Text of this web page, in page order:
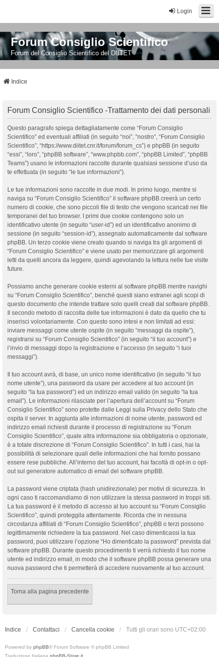
Login
Forum Consiglio Scientifico
Forum del Consiglio Scientifico del DIITET
Indice
Forum Consiglio Scientifico -Trattamento dei dati personali
Questo paragrafo spiega dettagliatamente come “Forum Consiglio
Scientifico” ed eventuali affiliati (in seguito “noi”, “nostro”, “Forum Consiglio
Scientifico”, “https://www.diitet.cnr.it/forum/forum_cs”) e phpBB (in seguito
“essi”, “loro”, “phpBB software”, “www.phpbb.com”, “phpBB Limited”, “phpBB
Teams”) usano le informazioni raccolte durante qualsiasi sessione d’uso da
te effettuata (in seguito “le tue informazioni”).
Le tue informazioni sono raccolte in due modi. In primo luogo, mentre si
naviga su “Forum Consiglio Scientifico” il software phpBB creerà un certo
numero di cookie, che sono piccoli file di testo che vengono scaricati nei file
temporanei del tuo browser. I primi due cookie contengono solo un
identificativo utente (in seguito “user-id”) ed un identificativo anonimo di
sessione (in seguito “session-id”), assegnato automaticamente dal software
phpBB. Un terzo cookie viene creato quando si naviga tra gli argomenti di
“Forum Consiglio Scientifico” e viene usato per memorizzare gli argomenti
letti da quelli ancora da leggere, quindi agevolando la lettura nelle tue visite
future.
Possiamo anche generare cookie esterni al software phpBB mentre navighi
su “Forum Consiglio Scientifico”, benché questi siano estranei agli scopi di
questo documento che intende trattare solo quelli creati dal software phpBB.
Il secondo metodo di raccolta delle tue informazioni è dato da quello che tu
inserisci volontariamente. Con questo sono intesi e non limitati ad essi:
inviare messaggi come utente ospite (in seguito “messaggi da ospite”),
registrarsi su “Forum Consiglio Scientifico” (in seguito “il tuo account”) e
l’invio di messaggi dopo la registrazione e l’accesso (in seguito “i tuoi
messaggi”).
Il tuo account avrà, di base, un unico nome identificativo (in seguito “il tuo
nome utente”), una password da usare per accedere al tuo account (in
seguito “la tua password”) ed un indirizzo email valido (in seguito “la tua
email”). Le informazioni rilasciate per l’apertura dell’account su “Forum
Consiglio Scientifico” sono protette dalle Leggi sulla Privacy dello Stato che
ospita il server. In aggiunta alle informazioni di nome utente, password ed
indirizzo email richiesti durante il processo di registrazione su “Forum
Consiglio Scientifico”, quale altra informazione sia obbligatoria o opzionale,
è a totale discrezione di “Forum Consiglio Scientifico”. In tutti i casi, hai la
possibilità di selezionare quali delle informazioni che hai fornito possano
essere rese pubbliche. All’interno del tuo account, hai facoltà di opt-in o opt-
out sul generatore automatico di email del software phpBB.
La password viene criptata (hash unidirezionale) per motivi di sicurezza. In
ogni caso ti raccomandiamo di non utilizzare la stessa password in troppi siti.
La tua password è il metodo di accesso al tuo account su “Forum Consiglio
Scientifico”, quindi proteggila attentamente. Ricorda che in nessuna
circostanza affiliati di “Forum Consiglio Scientifico”, phpBB o terzi possono
legittimamente richiedere la tua password. Nel caso dimenticassi la tua
password, puoi utilizzare l’opzione “Ho dimenticato la password” prevista dal
software phpBB. Durante questo procedimento ti verrà richiesto il tuo nome
utente ed indirizzo email, in modo che il software phpBB possa generare una
nuova password che ti permetterà di accedere nuovamente al tuo account.
Torna alla pagina precedente
Indice Contattaci Cancella cookie Tutti gli orari sono UTC+02:00
Powered by phpBB® Forum Software © phpBB Limited
Traduzione Italiana phpBB-Store.it